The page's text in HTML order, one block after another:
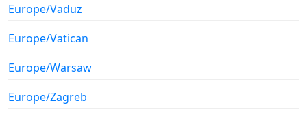
Europe/Vaduz
Europe/Vatican
Europe/Warsaw
Europe/Zagreb